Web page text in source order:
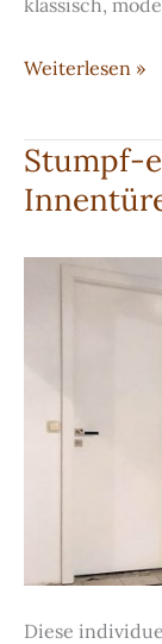
Klassisches
Bücherregal
Weiterlesen »
Stumpf-
Diese